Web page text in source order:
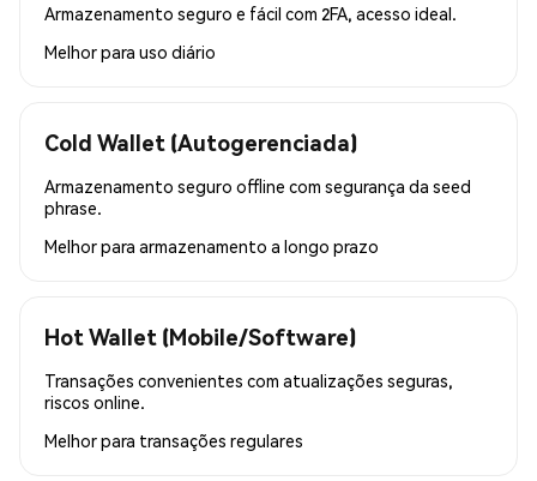
Armazenamento seguro e fácil com 2FA, acesso ideal.
Melhor para uso diário
Cold Wallet (Autogerenciada)
Armazenamento seguro offline com segurança da seed
phrase.
Melhor para armazenamento a longo prazo
Hot Wallet (Mobile/Software)
Transações convenientes com atualizações seguras,
riscos online.
Melhor para transações regulares